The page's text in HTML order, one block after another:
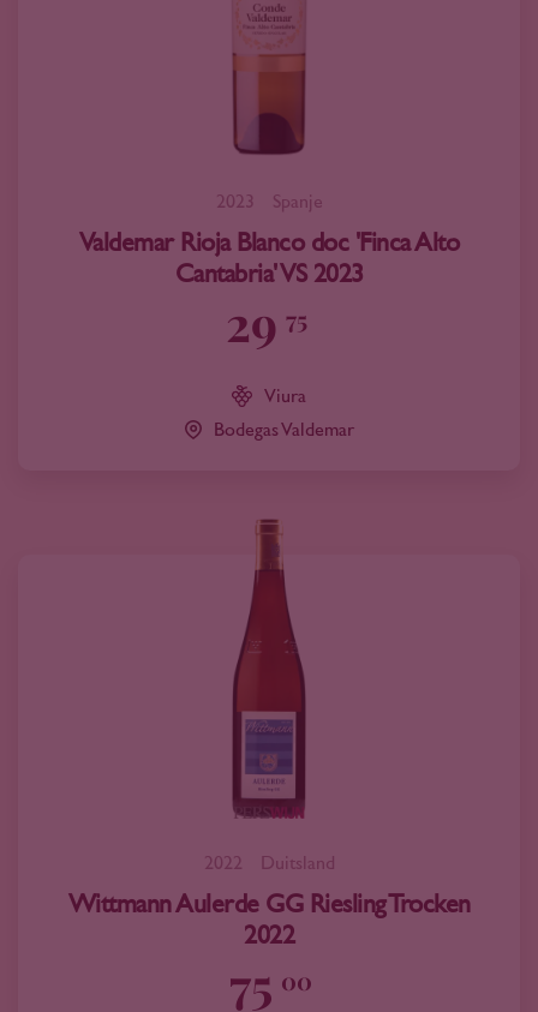
2023 Spanje
Valdemar Rioja Blanco doc 'Finca Alto
Cantabria' VS 2023
29 75
Viura
Bodegas Valdemar
2022 Duitsland
Wittmann Aulerde GG Riesling Trocken
2022
75 00